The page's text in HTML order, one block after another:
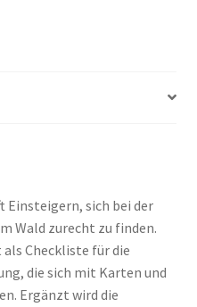
Einsteigern, sich bei der
Wald zurecht zu finden.
als Checkliste für die
die sich mit Karten und
Ergänzt wird die